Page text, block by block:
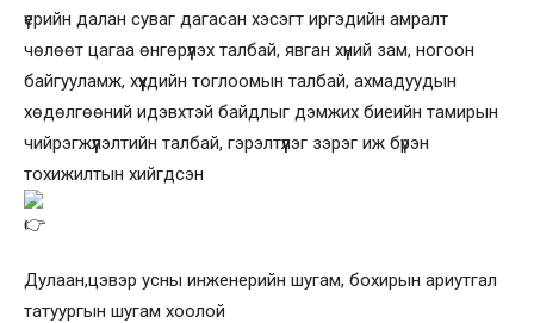
үерийн далан суваг дагасан хэсэгт иргэдийн амралт
чөлөөт цагаа өнгөрүүлэх талбай, явган хүний зам, ногоон
байгууламж, хүүхдийн тоглоомын талбай, ахмадуудын
хөдөлгөөний идэвхтэй байдлыг дэмжих биеийн тамирын
чийрэгжүүлэлтийн талбай, гэрэлтүүлэг зэрэг иж бүрэн
тохижилтын хийгдсэн
Дулаан,цэвэр усны инженерийн шугам, бохирын ариутгал
татуургын шугам хоолой